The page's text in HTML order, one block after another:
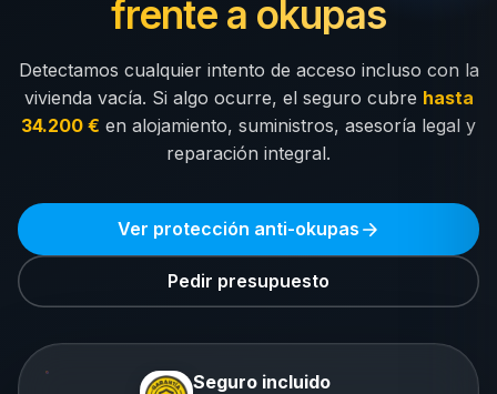
frente a okupas
Detectamos cualquier intento de acceso incluso con la
vivienda vacía. Si algo ocurre, el seguro cubre hasta
34.200 € en alojamiento, suministros, asesoría legal y
reparación integral.
Ver protección anti-okupas
Pedir presupuesto
Seguro incluido